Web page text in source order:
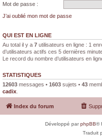
Mot de passe :
J’ai oublié mon mot de passe
QUI EST EN LIGNE
Au total il y a 7 utilisateurs en ligne : 1
d’utilisateurs actifs ces 5 dernières
Le record du nombre d’utilisateurs en
STATISTIQUES
12603 messages • 1603 sujets • 43
cadix
Index du forum
Développé parphpBB®
Traduit